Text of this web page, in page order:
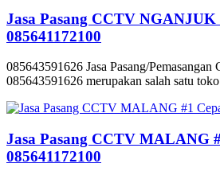
Jasa Pasang CCTV NGANJUK
085641172100
085643591626 Jasa Pasang/
085643591626 merupakan salah satu
Jasa Pasang CCTV MALANG
085641172100